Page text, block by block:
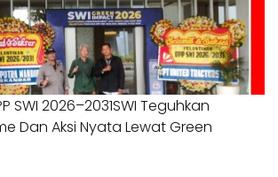
SWI 2026–2031SWI Teguhkan
Dan Aksi Nyata Lewat Green